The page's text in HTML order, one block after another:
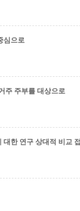
심으로
주 주부를 대상으로
대한 연구 상대적 비교